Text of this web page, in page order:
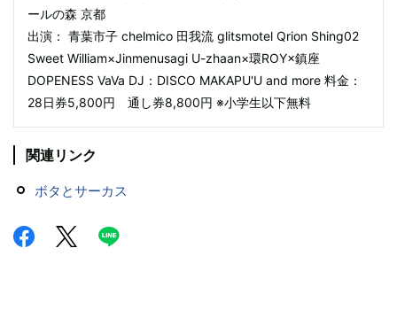
ールの森 京都
出演： 青葉市子 chelmico 田我流 glitsmotel Qrion Shing02
Sweet William×Jinmenusagi U-zhaan×環ROY×鎮座
DOPENESS VaVa DJ：DISCO MAKAPU'U and more 料金：
28日券5,800円 通し券8,800円 ※小学生以下無料
関連リンク
ボタとサーカス